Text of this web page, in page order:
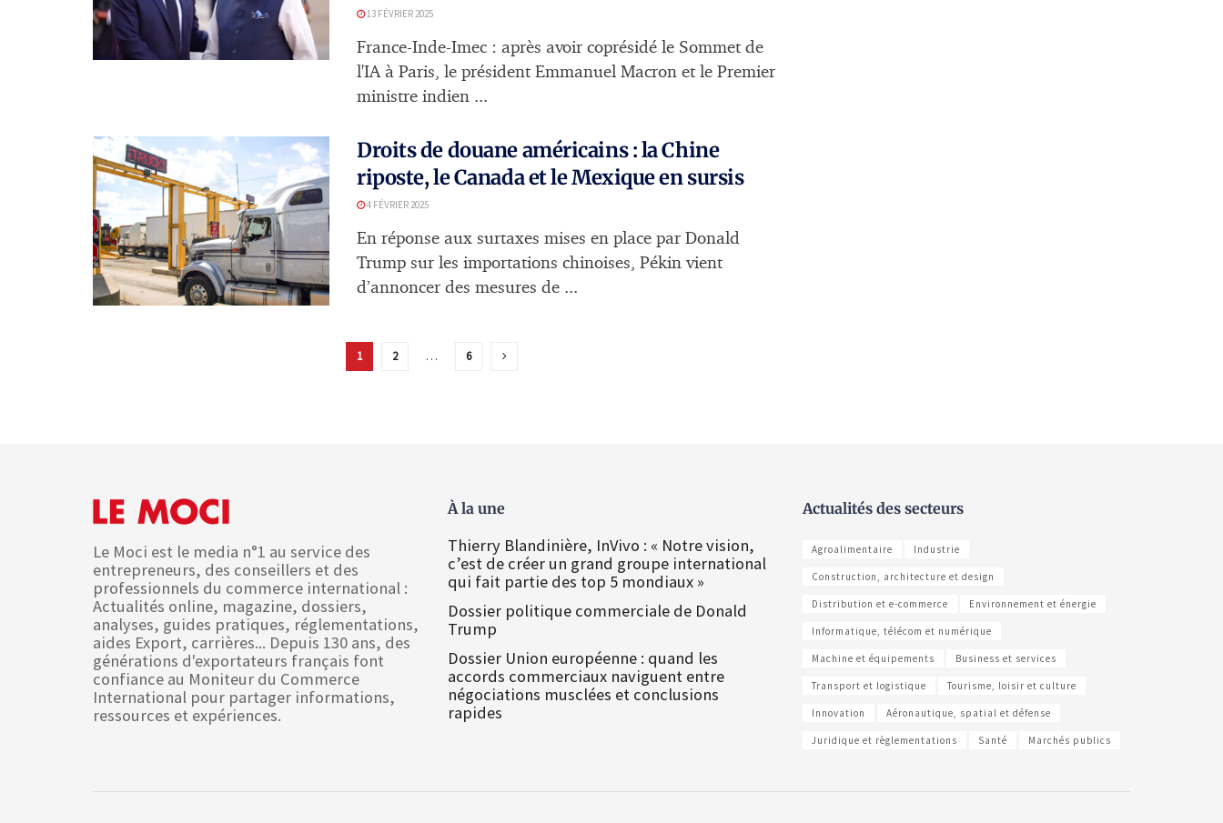
13 FÉVRIER 2025
France-Inde-Imec : après avoir coprésidé le Sommet de
l'IA à Paris, le président Emmanuel Macron et le Premier
ministre indien ...
Droits de douane américains : la Chine
riposte, le Canada et le Mexique en sursis
4 FÉVRIER 2025
En réponse aux surtaxes mises en place par Donald
Trump sur les importations chinoises, Pékin vient
d’annoncer des mesures de ...
1 2 … 6
Le Moci est le media n°1 au service des
entrepreneurs, des conseillers et des
professionnels du commerce international :
Actualités online, magazine, dossiers,
analyses, guides pratiques, réglementations,
aides Export, carrières... Depuis 130 ans, des
générations d'exportateurs français font
confiance au Moniteur du Commerce
International pour partager informations,
ressources et expériences.
À la une
Thierry Blandinière, InVivo : « Notre vision,
c’est de créer un grand groupe international
qui fait partie des top 5 mondiaux »
Dossier politique commerciale de Donald
Trump
Dossier Union européenne : quand les
accords commerciaux naviguent entre
négociations musclées et conclusions
rapides
Actualités des secteurs
Agroalimentaire Industrie
Construction, architecture et design
Distribution et e-commerce Environnement et énergie
Informatique, télécom et numérique
Machine et équipements Business et services
Transport et logistique Tourisme, loisir et culture
Innovation Aéronautique, spatial et défense
Juridique et règlementations Santé Marchés publics